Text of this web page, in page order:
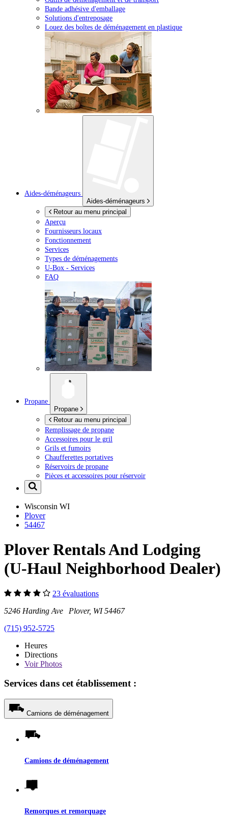
Bande adhésive d'emballage
Solutions d'entreposage
Louez des boîtes de déménagement en plastique
Aides-déménageurs
Aides-déménageurs
Retour au menu principal
Aperçu
Fournisseurs locaux
Fonctionnement
Services
Types de déménagements
U-Box - Services
FAQ
Propane
Propane
Retour au menu principal
Remplissage de propane
Accessoires pour le gril
Grils et fumoirs
Chaufferettes portatives
Réservoirs de propane
Pièces et accessoires pour réservoir
Wisconsin WI
Plover
54467
Plover Rentals And Lodging
(U-Haul Neighborhood Dealer)
23 évaluations
5246 Harding Ave Plover, WI 54467
(715) 952-5725
Heures
Directions
VoirPhotos
Services dans cet établissement :
Camions de déménagement
Camions de déménagement
Remorques et remorquage